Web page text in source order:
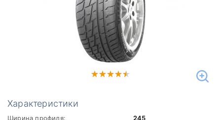
Характеристики
Ширина профиля:
245